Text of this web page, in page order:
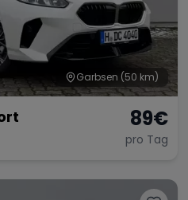
Garbsen (50 km)
89€
pro Tag